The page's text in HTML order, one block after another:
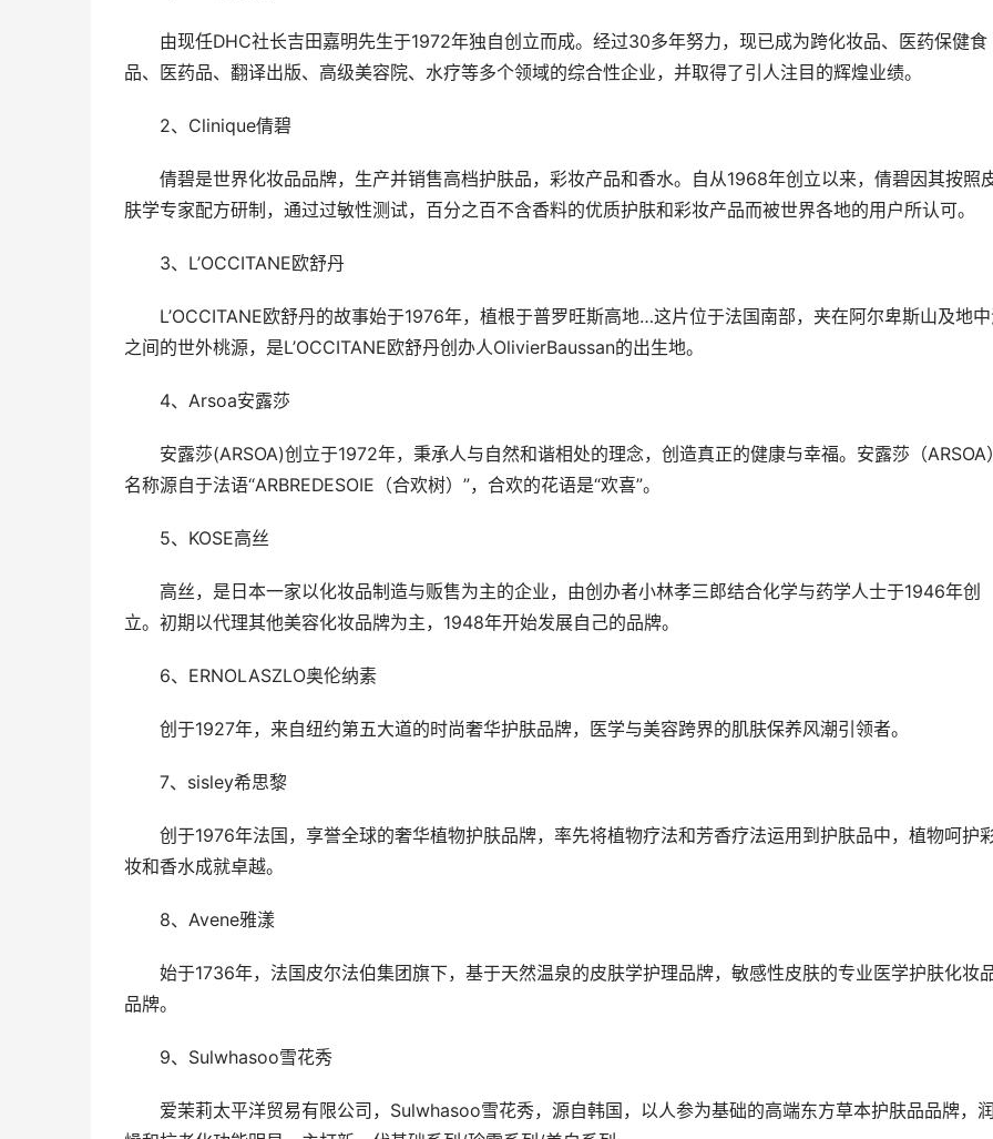
由现任DHC社长吉田嘉明先生于1972年独自创立而成。经过30多年努力，现已成为跨化妆品、医药保健食
品、医药品、翻译出版、高级美容院、水疗等多个领域的综合性企业，并取得了引人注目的辉煌业绩。
2、Clinique倩碧
倩碧是世界化妆品品牌，生产并销售高档护肤品，彩妆产品和香水。自从1968年创立以来，倩碧因其按照
肤学专家配方研制，通过过敏性测试，百分之百不含香料的优质护肤和彩妆产品而被世界各地的用户所认可。
3、L’OCCITANE欧舒丹
L’OCCITANE欧舒丹的故事始于1976年，植根于普罗旺斯高地…这片位于法国南部，夹在阿尔卑斯山及地
之间的世外桃源，是L’OCCITANE欧舒丹创办人OlivierBaussan的出生地。
4、Arsoa安露莎
安露莎(ARSOA)创立于1972年，秉承人与自然和谐相处的理念，创造真正的健康与幸福。安露莎（ARSOA）
名称源自于法语“ARBREDESOIE（合欢树）”，合欢的花语是“欢喜”。
5、KOSE高丝
高丝，是日本一家以化妆品制造与贩售为主的企业，由创办者小林孝三郎结合化学与药学人士于1946年创
立。初期以代理其他美容化妆品牌为主，1948年开始发展自己的品牌。
6、ERNOLASZLO奥伦纳素
创于1927年，来自纽约第五大道的时尚奢华护肤品牌，医学与美容跨界的肌肤保养风潮引领者。
7、sisley希思黎
创于1976年法国，享誉全球的奢华植物护肤品牌，率先将植物疗法和芳香疗法运用到护肤品中，植物呵护
妆和香水成就卓越。
8、Avene雅漾
始于1736年，法国皮尔法伯集团旗下，基于天然温泉的皮肤学护理品牌，敏感性皮肤的专业医学护肤化妆
品牌。
9、Sulwhasoo雪花秀
爱茉莉太平洋贸易有限公司，Sulwhasoo雪花秀，源自韩国，以人参为基础的高端东方草本护肤品品牌，润